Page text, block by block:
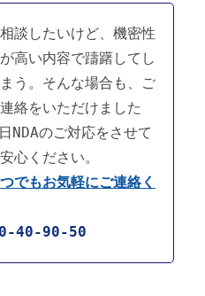
相談したいけど、機密性
が高い内容で躊躇してし
まう。そんな場合も、ご
連絡をいただけました
NDAのご対応をさせて
心ください。
でもお気軽にご連絡く
40-90-50